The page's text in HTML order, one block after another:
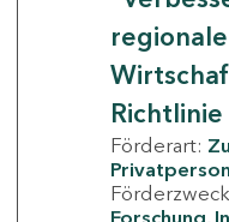
Richtlinie
Förderart: